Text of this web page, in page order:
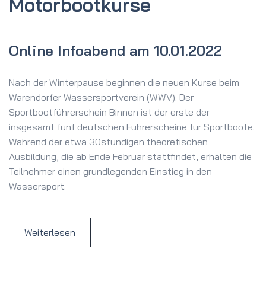
Motorboot­kurse
Online Infoabend am 10.01.2022
Nach der Winterpause beginnen die neuen Kurse beim
Warendorfer Wassersportverein (WWV). Der
Sportbootführerschein Binnen ist der erste der
insgesamt fünf deutschen Führerscheine für Sportboote.
Während der etwa 30stündigen theoretischen
Ausbildung, die ab Ende Februar stattfindet, erhalten die
Teilnehmer einen grundlegenden Einstieg in den
Wassersport.
Weiterlesen